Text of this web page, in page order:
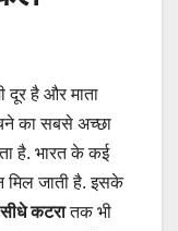
दूर है और माता
का सबसे अच्छा
है. भारत के कई
मिल जाती है. इसके
सीधे कटरातक भी